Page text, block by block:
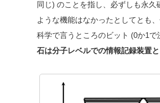
同じ) のことを指し、必ずしも永
ような機能はなかったとしてとも
科学で言うところのビット (0か1で
石は分子レベルでの情報記録装置